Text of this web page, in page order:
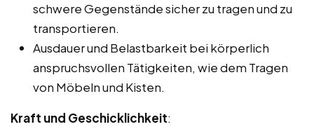
schwere Gegenstände sicher zu tragen und zu
transportieren.
Ausdauer und Belastbarkeit bei körperlich
anspruchsvollen Tätigkeiten, wie dem Tragen
von Möbeln und Kisten.
Kraft und Geschicklichkeit: